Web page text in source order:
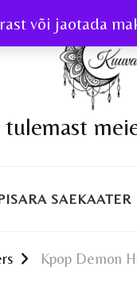
või jaotada
tulemast
SAEKAATER
Kpop Demon